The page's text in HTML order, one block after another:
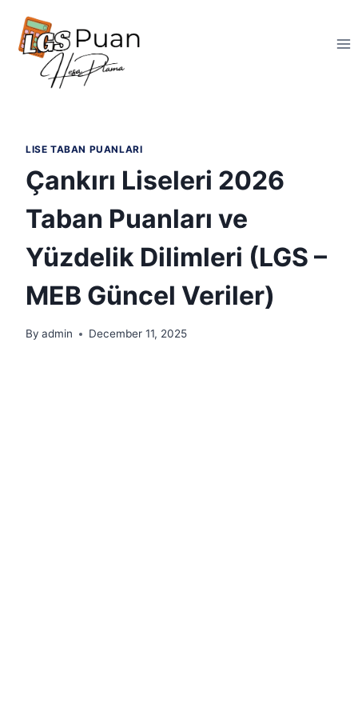
content
LISE TABAN PUANLARI
Çankırı Liseleri 2026
Taban Puanları ve
Yüzdelik Dilimleri (LGS –
MEB Güncel Veriler)
By admin December 11, 2025